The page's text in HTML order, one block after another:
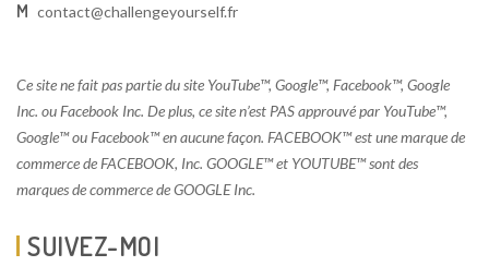
M contact@challengeyourself.fr
Ce site ne fait pas partie du site YouTube™, Google™, Facebook™, Google
Inc. ou Facebook Inc. De plus, ce site n’est PAS approuvé par YouTube™,
Google™ ou Facebook™ en aucune façon. FACEBOOK™ est une marque de
commerce de FACEBOOK, Inc. GOOGLE™ et YOUTUBE™ sont des
marques de commerce de GOOGLE Inc.
SUIVEZ-MOI